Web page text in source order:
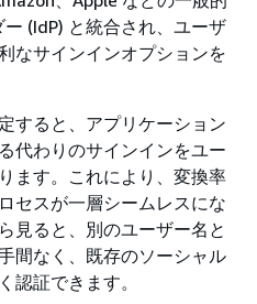
(IdP) と統合され、ユーザ
なサインインオプションを
すると、アプリケーション
代わりのサインインをユー
ます。これにより、変換率
セスが一層シームレスにな
見ると、別のユーザー名と
間なく、既存のソーシャル
認証できます。